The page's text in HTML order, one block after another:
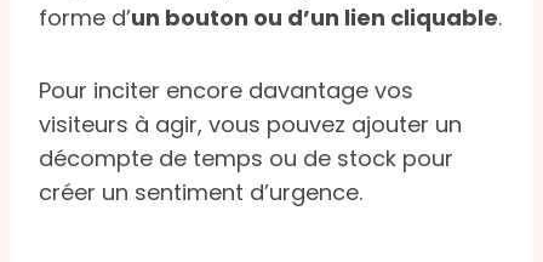
forme d’un bouton ou d’un lien cliquable.
Pour inciter encore davantage vos
visiteurs à agir, vous pouvez ajouter un
décompte de temps ou de stock pour
créer un sentiment d’urgence.